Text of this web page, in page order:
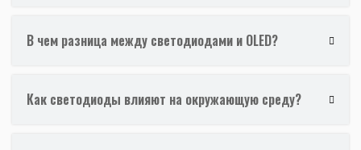
В чем разница между светодиодами и OLED?
Как светодиоды влияют на окружающую среду?